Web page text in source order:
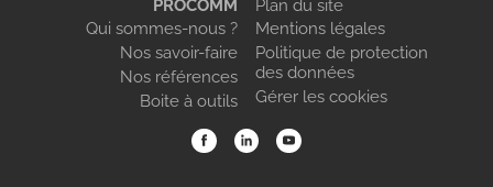
PROCOMM
Qui sommes-nous ?
Nos savoir-faire
Nos références
Boite à outils
Plan du site
Mentions légales
Politique de protection
des données
Gérer les cookies